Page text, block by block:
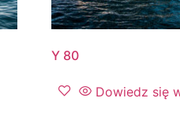
Y 80
Dowiedz się